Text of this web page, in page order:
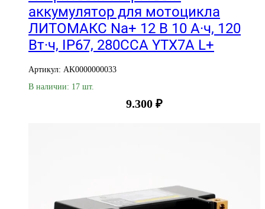
аккумулятор для мотоцикла
ЛИТОМАКС Na+ 12 В 10 А·ч, 120
Вт·ч, IP67, 280CCA YTX7A L+
Артикул: AK0000000033
В наличии: 17 шт.
9.300 ₽